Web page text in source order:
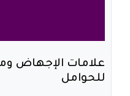
علامات الإجهاض
للحوامل